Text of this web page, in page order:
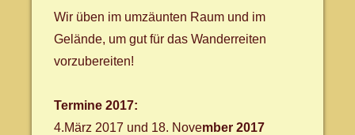
Wir üben im umzäunten Raum und im
Gelände, um gut für das Wanderreiten
vorzubereiten!
Termine 2017:
4.März 2017 und 18. November 2017